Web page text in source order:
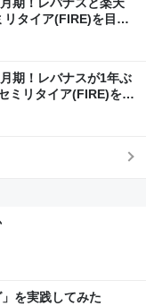
期！レバナスと楽天
タイア(FIRE)を目指
期！レバナスが1年ぶ
ミリタイア(FIRE)を目
を実践してみた